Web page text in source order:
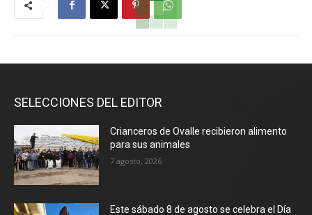
SELECCIONES DEL EDITOR
Crianceros de Ovalle recibieron alimento
para sus animales
7 agosto, 2026
Este sábado 8 de agosto se celebra el Día